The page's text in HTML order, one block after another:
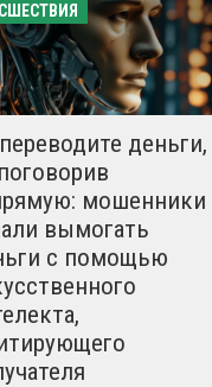
деньги,
мошенники
вымогать
с помощью